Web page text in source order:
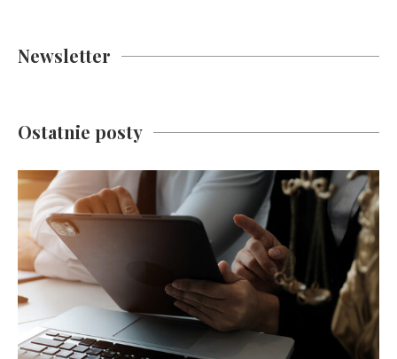
Newsletter
Ostatnie posty